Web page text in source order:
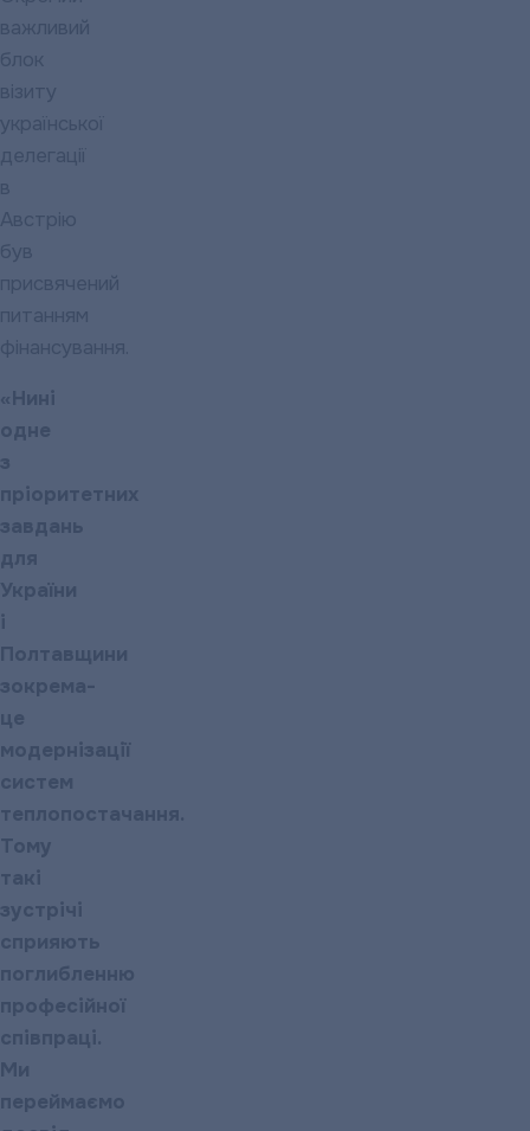
важливий
блок
візиту
української
делегації
в
Австрію
був
присвячений
питанням
фінансування.
«Нині
одне
з
пріоритетних
завдань
для
України
і
Полтавщини
зокрема-
це
модернізації
систем
теплопостачання.
Тому
такі
зустрічі
сприяють
поглибленню
професійної
співпраці.
Ми
переймаємо